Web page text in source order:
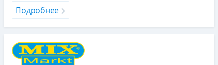
Подробнее